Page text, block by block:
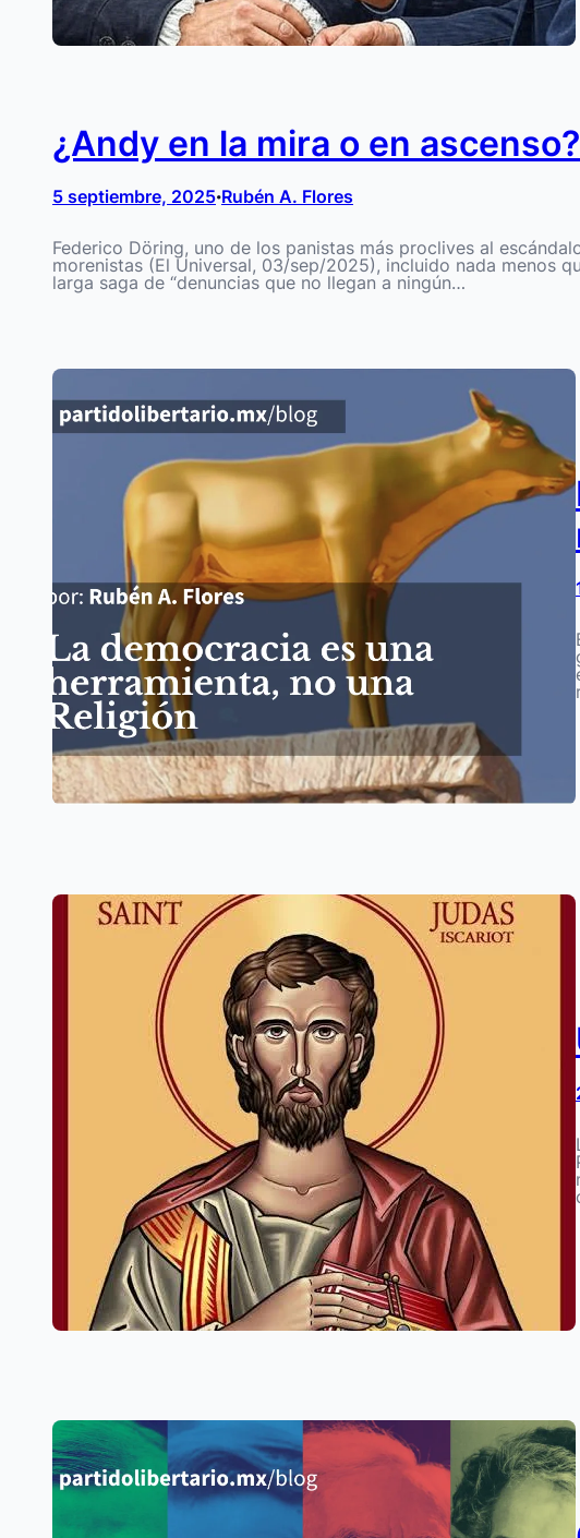
¿Andy en la mira o en
5 septiembre, 2025•Rubén A. Flores
Federico Döring, uno de los panistas más proclives al
morenistas (El Universal, 03/sep/2025), incluido nada menos
larga saga de “denuncias que no llegan a ningún…